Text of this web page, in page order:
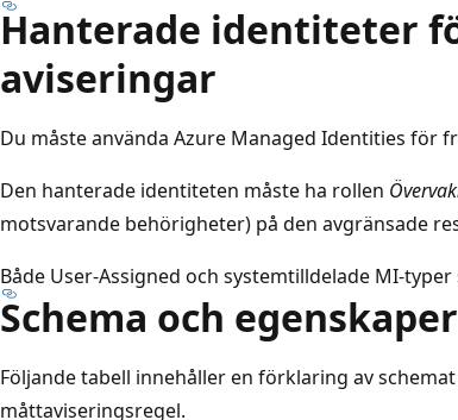
Hanterade identiteter
aviseringar
Du måste använda Azure Managed Identities för
Den hanterade identiteten måste ha rollen
motsvarande behörigheter) på den avgränsade
Både User-Assigned och systemtilldelade MI-typer
Schema och egenskaper
Följande tabell innehåller en förklaring av
måttaviseringsregel.